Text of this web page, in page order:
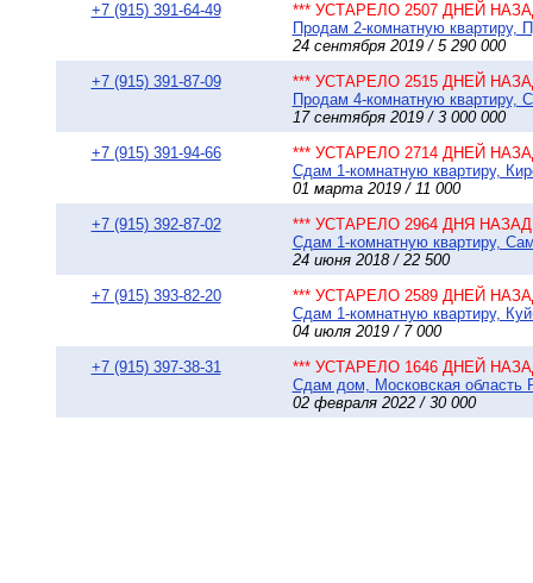
+7 (915) 391-64-49
*** УСТАРЕЛО 2507 ДНЕЙ
Продам 2-комнатную квартиру,
24 сентября 2019 / 5 290 000
+7 (915) 391-87-09
*** УСТАРЕЛО 2515 ДНЕЙ
Продам 4-комнатную квартиру,
17 сентября 2019 / 3 000 000
+7 (915) 391-94-66
*** УСТАРЕЛО 2714 ДНЕЙ
Сдам 1-комнатную квартиру,
01 марта 2019 / 11 000
+7 (915) 392-87-02
*** УСТАРЕЛО 2964 ДНЯ НАЗАД
Сдам 1-комнатную квартиру,
24 июня 2018 / 22 500
+7 (915) 393-82-20
*** УСТАРЕЛО 2589 ДНЕЙ
Сдам 1-комнатную квартиру,
04 июля 2019 / 7 000
+7 (915) 397-38-31
*** УСТАРЕЛО 1646 ДНЕЙ
Сдам дом, Московская область
02 февраля 2022 / 30 000